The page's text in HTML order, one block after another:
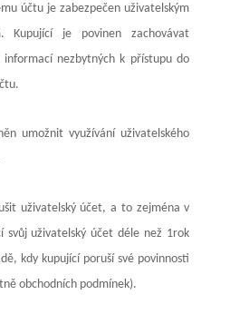
účtu je zabezpečen uživatelským
Kupující je povinen zachovávat
informací nezbytných k přístupu do
umožnit využívání uživatelského
uživatelský účet, a to zejména v
svůj uživatelský účet déle než 1rok
kdy kupující poruší své povinnosti
obchodních podmínek).